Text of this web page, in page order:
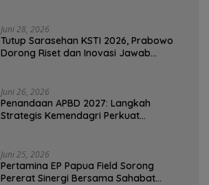
Juni 28, 2026
Tutup Sarasehan KSTI 2026, Prabowo
Dorong Riset dan Inovasi Jawab
Juni 26, 2026
Penandaan APBD 2027: Langkah
Strategis Kemendagri Perkuat
Juni 25, 2026
Pertamina EP Papua Field Sorong
Pererat Sinergi Bersama Sahabat